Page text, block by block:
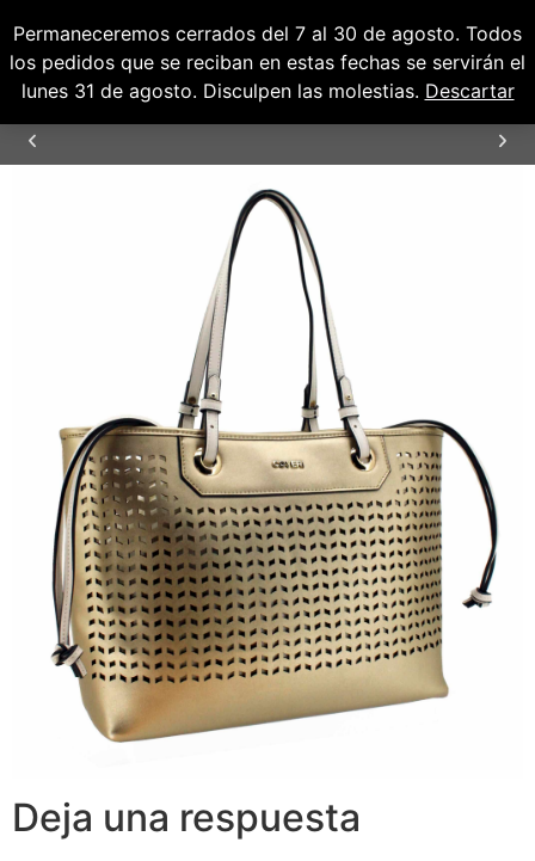
Permaneceremos cerrados del 7 al 30 de agosto. Todos
los pedidos que se reciban en estas fechas se servirán el
lunes 31 de agosto. Disculpen las molestias. Descartar
0,00€
0
Deja una respuesta